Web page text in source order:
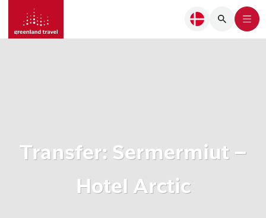
Transfer: Sermermiut –
Hotel Arctic